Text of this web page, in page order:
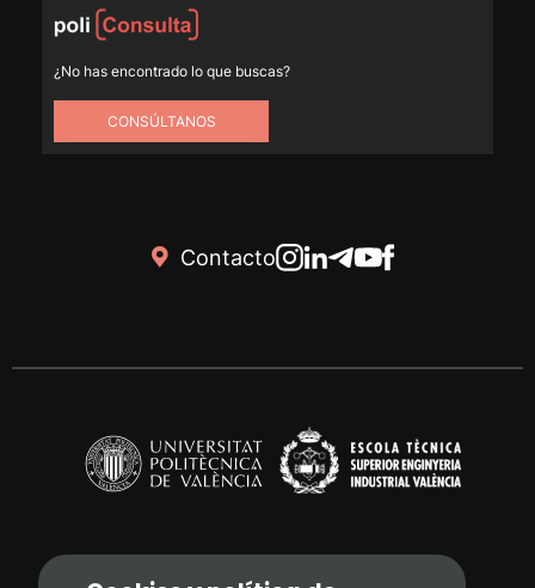
¿No has encontrado lo que buscas?
CONSÚLTANOS
Contacto